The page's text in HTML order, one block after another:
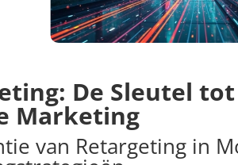
De Sleutel
Marketing
van Retargeting in